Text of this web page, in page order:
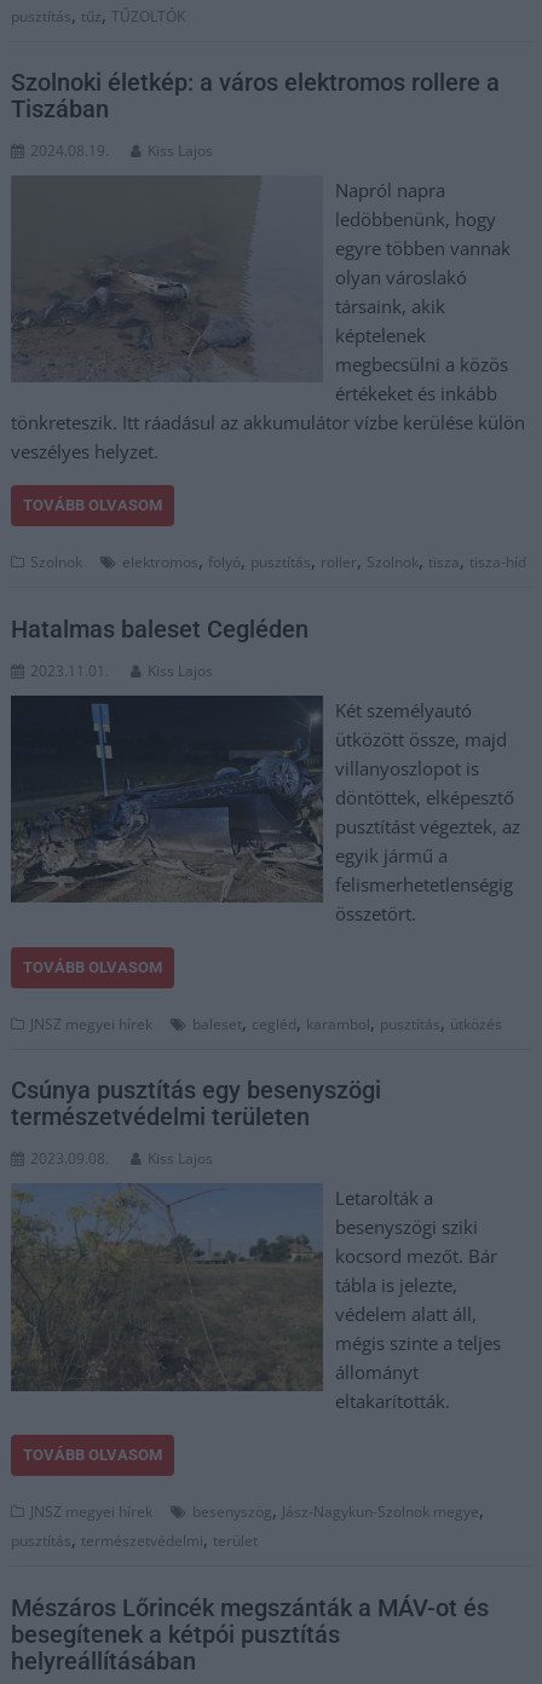
pusztítás, tűz,TŰZOLTÓK
Szolnoki életkép: a város elektromos rollere a
Tiszában
2024.08.19. Kiss Lajos
Napról napra
ledöbbenünk, hogy
egyre többen vannak
olyan városlakó
társaink, akik
képtelenek
megbecsülni a közös
értékeket és inkább
tönkreteszik. Itt ráadásul az akkumulátor vízbe kerülése külön
veszélyes helyzet.
TOVÁBB OLVASOM
Szolnok elektromos, folyó, pusztítás, roller, Szolnok, tisza, tisza-híd
Hatalmas baleset Cegléden
2023.11.01. Kiss Lajos
Két személyautó
ütközött össze, majd
villanyoszlopot is
döntöttek, elképesztő
pusztítást végeztek, az
egyik jármű a
felismerhetetlenségig
összetört.
TOVÁBB OLVASOM
JNSZ megyei hírek baleset, cegléd, karambol, pusztítás, ütközés
Csúnya pusztítás egy besenyszögi
természetvédelmi területen
2023.09.08. Kiss Lajos
Letarolták a
besenyszögi sziki
kocsord mezőt. Bár
tábla is jelezte,
védelem alatt áll,
mégis szinte a teljes
állományt
eltakarították.
TOVÁBB OLVASOM
JNSZ megyei hírek besenyszög, Jász-Nagykun-Szolnok megye,
pusztítás, természetvédelmi, terület
Mészáros Lőrincék megszánták a MÁV-ot és
besegítenek a kétpói pusztítás
helyreállításában